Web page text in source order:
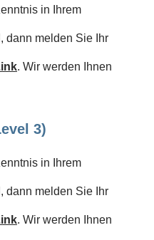
in Ihrem
dann melden Sie Ihr
. Wir werden Ihnen
3)
in Ihrem
dann melden Sie Ihr
. Wir werden Ihnen